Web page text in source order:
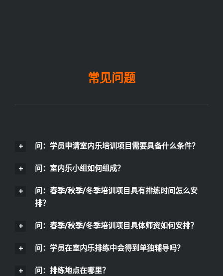
常见问题
问：学员申请室内乐培训项目需要具备什么条件？
问：室内乐小组如何组成？
问：春季/秋季/冬季培训项目具有排练时间怎么安
排？
问：春季/秋季/冬季培训项目具体师资如何安排？
问：学员在室内乐排练中会得到单独辅导吗？
问：排练地点在哪里？